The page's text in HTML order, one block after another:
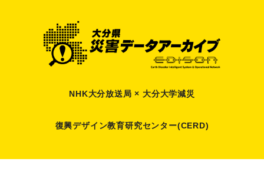
NHK大分放送局 × 大分大学減災
復興デザイン教育研究センター(CERD)